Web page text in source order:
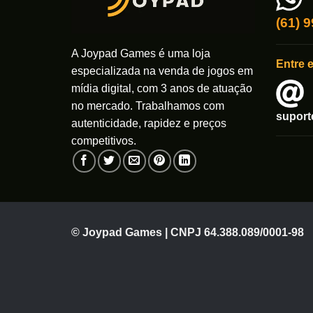
ser
página
do
produto
A Joypad Games é uma loja
especializada na venda de jogos em
mídia digital, com 3 anos de atuação
no mercado. Trabalhamos com
autenticidade, rapidez e preços
competitivos.
(61)
Entre
© Joypad Games | CNPJ 64.388.089/0001-98